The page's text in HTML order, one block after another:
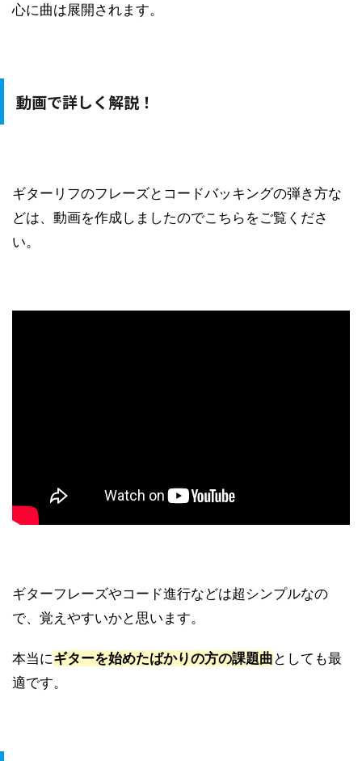
心に曲は展開されます。
動画で詳しく解説！
ギターリフのフレーズとコードバッキングの弾き方な
どは、動画を作成しましたのでこちらをご覧くださ
い。
ギターフレーズやコード進行などは超シンプルなの
で、覚えやすいかと思います。
本当にギターを始めたばかりの方の課題曲 としても最
適です。